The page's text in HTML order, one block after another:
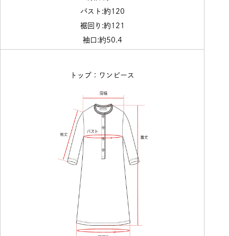
バスト:約120
裾回り:約121
袖口:約50.4
トップ：ワンピース